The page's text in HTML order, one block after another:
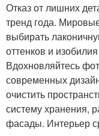
Отказ от лишних
тренд года.
выбирать
оттенков и
Вдохновляйтесь
современных
очистить
систему хранения,
фасады. Интерьер